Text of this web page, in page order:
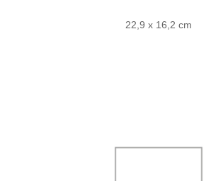
22,9 x 16,2 cm